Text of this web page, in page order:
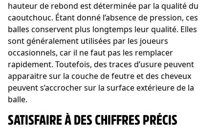
hauteur de rebond est déterminée par la qualité du
caoutchouc. Étant donné l’absence de pression, ces
balles conservent plus longtemps leur qualité. Elles
sont généralement utilisées par les joueurs
occasionnels, car il ne faut pas les remplacer
rapidement. Toutefois, des traces d’usure peuvent
apparaitre sur la couche de feutre et des cheveux
peuvent s’accrocher sur la surface extérieure de la
balle.
SATISFAIRE À DES CHIFFRES PRÉCIS